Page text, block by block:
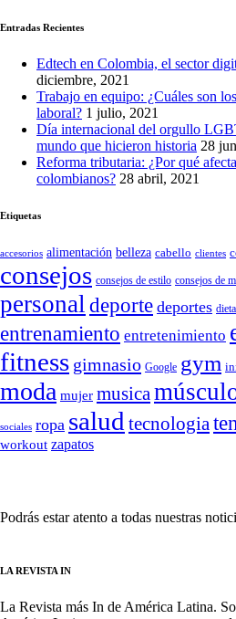
Entradas Recientes
Edtech en Colombia, el sector
diciembre, 2021
Trabajo en equipo: ¿Cuáles son
laboral? 1 julio, 2021
Día internacional del orgullo
mundo que hicieron historia 28
Reforma tributaria: ¿Por qué
colombianos? 28 abril, 2021
Etiquetas
accesorios alimentación belleza cabello clientes
consejos consejos de estilo consejos de
personaldeporte deportes dieta
entrenamiento entretenimiento
fitness gimnasio Google gym
moda mujer musica
sociales ropa salud tecnologia
workout zapatos
Podrás estar atento a todas nuestras
LA REVISTA IN
La Revista más In de América Latina.